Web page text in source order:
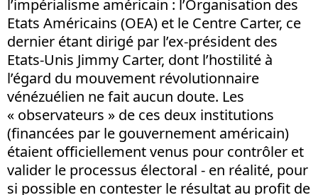
l’impérialisme américain : l’Organisation des
Etats Américains (OEA) et le Centre Carter, ce
dernier étant dirigé par l’ex-président des
Etats-Unis Jimmy Carter, dont l’hostilité à
l’égard du mouvement révolutionnaire
vénézuélien ne fait aucun doute. Les
« observateurs » de ces deux institutions
(financées par le gouvernement américain)
étaient officiellement venus pour contrôler et
valider le processus électoral - en réalité, pour
si possible en contester le résultat au profit de